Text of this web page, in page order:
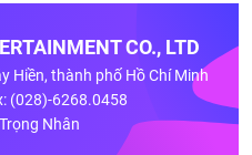
CO., LTD
Hiền, thành phố Hồ Chí Minh
(028)-6268.0458
Nhân